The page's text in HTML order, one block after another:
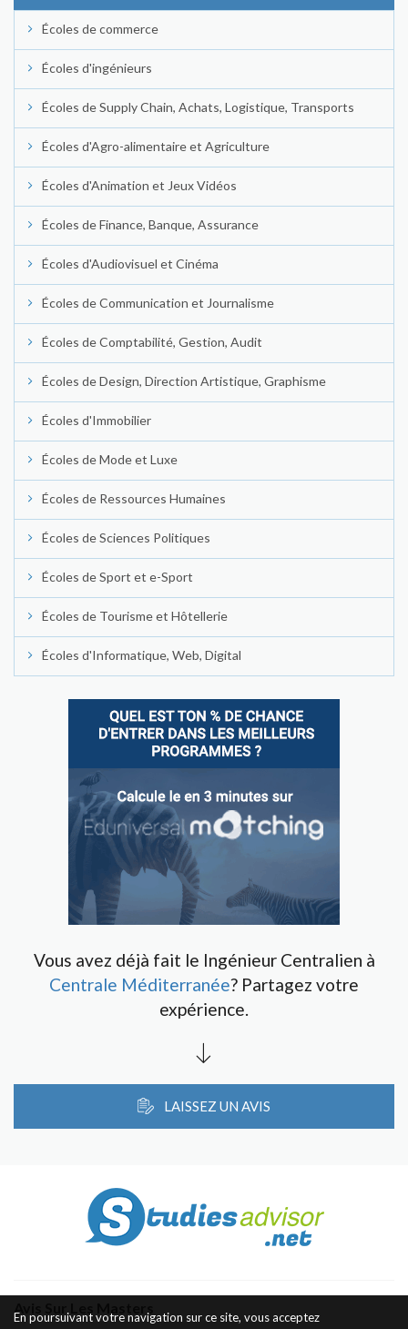
Écoles de commerce
Écoles d'ingénieurs
Écoles de Supply Chain, Achats, Logistique, Transports
Écoles d'Agro-alimentaire et Agriculture
Écoles d'Animation et Jeux Vidéos
Écoles de Finance, Banque, Assurance
Écoles d'Audiovisuel et Cinéma
Écoles de Communication et Journalisme
Écoles de Comptabilité, Gestion, Audit
Écoles de Design, Direction Artistique, Graphisme
Écoles d'Immobilier
Écoles de Mode et Luxe
Écoles de Ressources Humaines
Écoles de Sciences Politiques
Écoles de Sport et e-Sport
Écoles de Tourisme et Hôtellerie
Écoles d'Informatique, Web, Digital
Vous avez déjà fait le Ingénieur Centralien à
Centrale Méditerranée? Partagez votre
expérience.
LAISSEZ UN AVIS
En poursuivant votre navigation sur ce site, vous acceptez